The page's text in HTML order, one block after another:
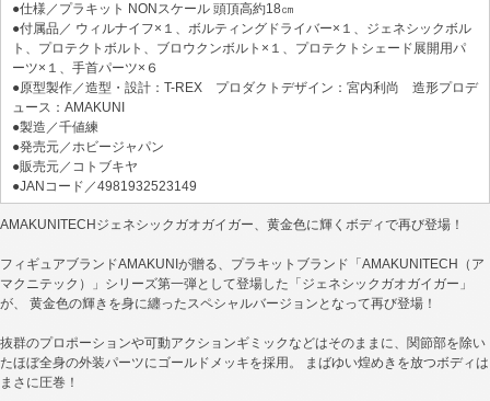
●仕様／プラキット NONスケール 頭頂高約18㎝
●付属品／ ウィルナイフ×１、ボルティングドライバー×１、ジェネシックボル
ト、プロテクトボルト、ブロウクンボルト×１、プロテクトシェード展開用パ
ーツ×１、手首パーツ×６
●原型製作／造型・設計：T-REX プロダクトデザイン：宮内利尚 造形プロデ
ュース：AMAKUNI
●製造／千値練
●発売元／ホビージャパン
●販売元／コトブキヤ
●JANコード／4981932523149
AMAKUNITECHジェネシックガオガイガー、黄金色に輝くボディで再び登場！
フィギュアブランドAMAKUNIが贈る、プラキットブランド「AMAKUNITECH（ア
マクニテック）」シリーズ第一弾として登場した「ジェネシックガオガイガー」
が、 黄金色の輝きを身に纏ったスペシャルバージョンとなって再び登場！
抜群のプロポーションや可動アクションギミックなどはそのままに、関節部を除い
たほぼ全身の外装パーツにゴールドメッキを採用。 まばゆい煌めきを放つボディは
まさに圧巻！